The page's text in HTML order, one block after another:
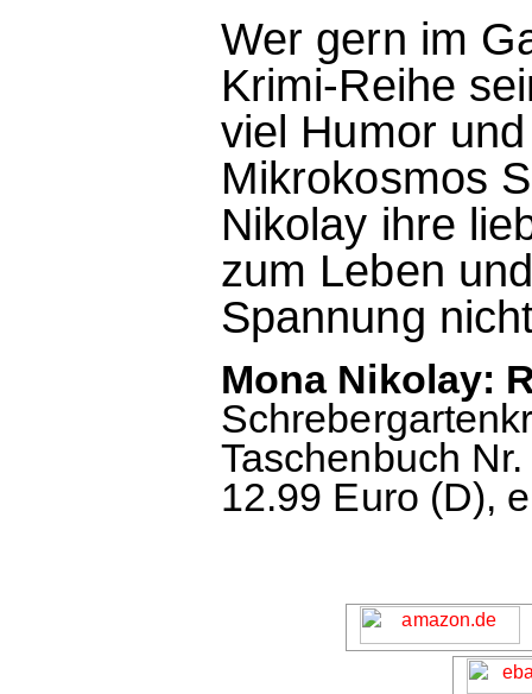
Wer gern im
Krimi-Reihe
viel Humor
Mikrokosmos
Nikolay ihre
zum Leben
Spannung
Mona Nikolay:
Taschenbuch
12.99 Euro (D),